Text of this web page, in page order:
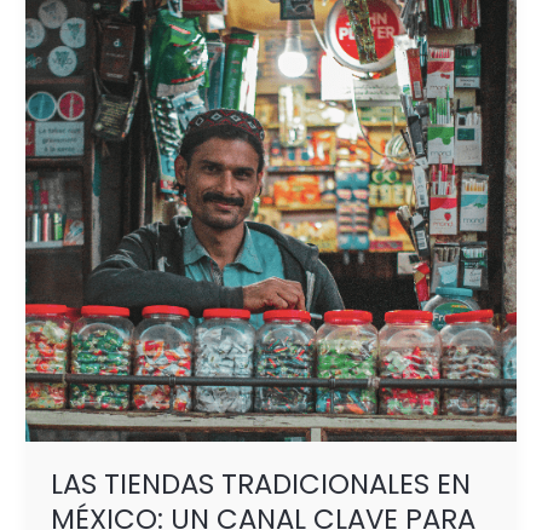
LAS TIENDAS TRADICIONALES EN
MÉXICO: UN CANAL CLAVE PARA
TRADICIONALES
EN
MÉXICO:
UN
CANAL
CLAVE
PARA
EMPRENDEDORES
PYMES